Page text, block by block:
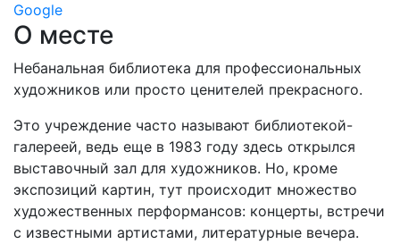
Google
О месте
Небанальная библиотека для профессиональных
художников или просто ценителей прекрасного.
Это учреждение часто называют библиотекой-
галереей, ведь еще в 1983 году здесь открылся
выставочный зал для художников. Но, кроме
экспозиций картин, тут происходит множество
художественных перформансов: концерты, встречи
с известными артистами, литературные вечера.